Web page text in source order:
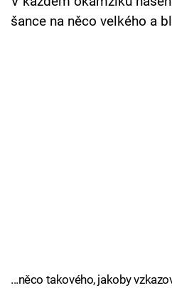
Přihlášení
šance na něco velkého a
...něco takového, jakoby